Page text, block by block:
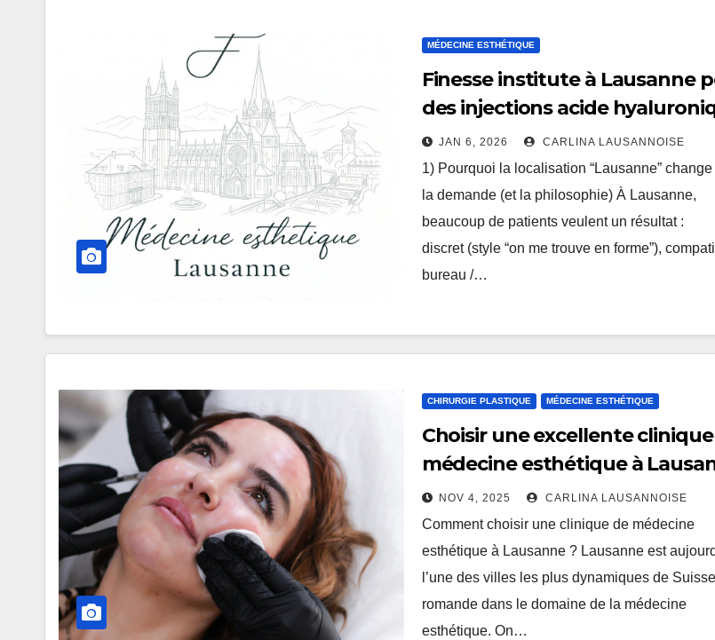
MÉDECINE ESTHÉTIQUE
Finesse institute à Lausanne
des injections acide
JAN 6, 2026 CARLINA LAUSANNOISE
1) Pourquoi la localisation “Lausanne”
la demande (et la philosophie) À Lausanne,
beaucoup de patients veulent un résultat :
discret (style “on me trouve en forme”),
bureau /…
CHIRURGIE PLASTIQUE MÉDECINE ESTHÉTIQUE
Choisir une excellente
médecine esthétique à
NOV 4, 2025 CARLINA LAUSANNOISE
Comment choisir une clinique de médecine
esthétique à Lausanne ? Lausanne est
l’une des villes les plus dynamiques de Suisse
romande dans le domaine de la médecine
esthétique. On…